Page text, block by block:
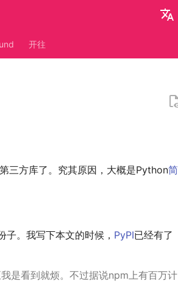
开往
三方库了。究其原因，大概是Python简
。我写下本文的时候， PyPI已经有了
是看到就烦。不过据说npm上有百万计